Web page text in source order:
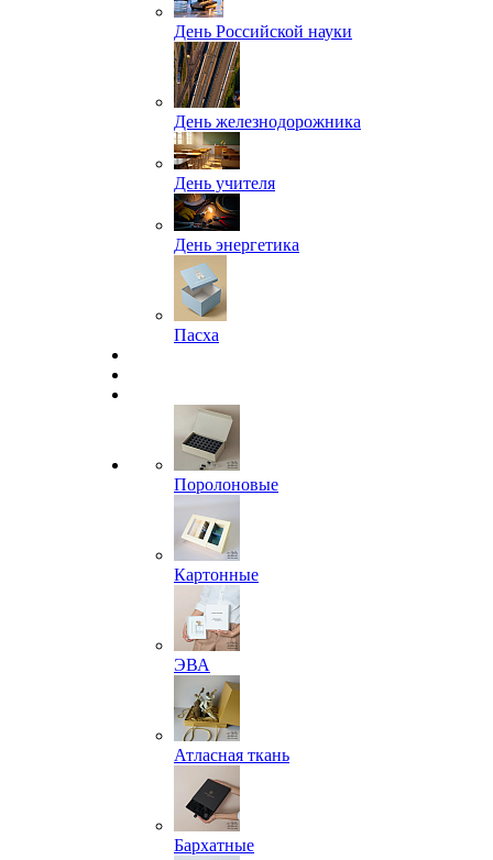
День Российской науки
День железнодорожника
День учителя
День энергетика
Пасха
Поролоновые
Картонные
ЭВА
Атласная ткань
Бархатные